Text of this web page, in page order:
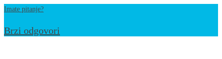
Imate pitanje?
Brzi odgovori